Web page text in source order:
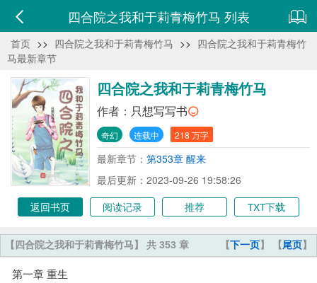
四合院之我和于莉青梅竹马 列表
首页 >> 四合院之我和于莉青梅竹马 >> 四合院之我和于莉青梅竹
马最新章节
四合院之我和于莉青梅竹马
作者： 只想写写书
奇幻 连载中 218 万字
最新章节： 第353章 醒来
最后更新：2023-09-26 19:58:26
返回书页
阅读记录 推荐 TXT下载
【下一页】 【尾页】
【四合院之我和于莉青梅竹马】 共 353 章
第一章 重生